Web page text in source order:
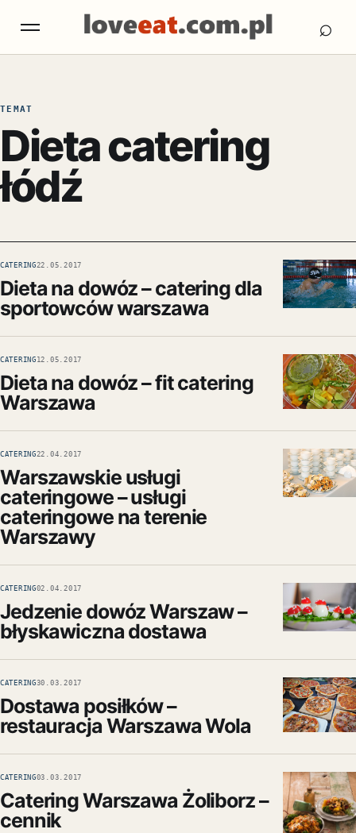
Otwórz menu ⌕
TEMAT
Dieta catering
łódź
CATERING22.05.2017
Dieta na dowóz – catering dla
sportowców warszawa
CATERING 12.05.2017
Dieta na dowóz – fit catering
Warszawa
CATERING22.04.2017
Warszawskie usługi
cateringowe – usługi
cateringowe na terenie
Warszawy
CATERING02.04.2017
Jedzenie dowóz Warszaw –
błyskawiczna dostawa
CATERING30.03.2017
Dostawa posiłków –
restauracja Warszawa Wola
CATERING03.03.2017
Catering Warszawa Żoliborz –
cennik